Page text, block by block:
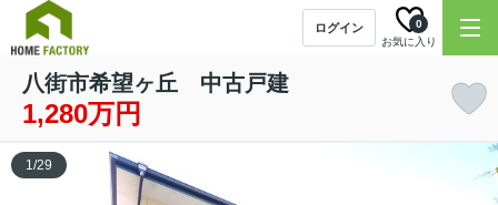
ログイン
お気に入り
0
八街市希望ヶ丘 中古戸建
1,280万円
1/29